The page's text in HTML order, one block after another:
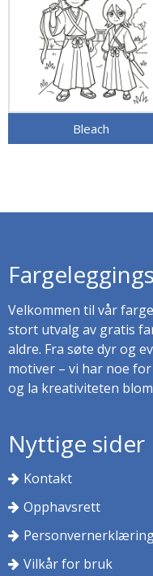
Bleach
Velkommen til vår
stort utvalg av gratis
aldre. Fra søte dyr og
motiver – vi har noe
og la kreativiteten
Nyttige sider
Kontakt
Opphavsrett
Vilkår for bruk